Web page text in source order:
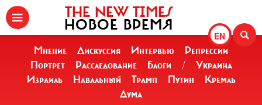
EN
THE NEW TIMES
НОВОЕ ВРЕМЯ
Мнение Дискуссия Интервью
Репрессии
Портрет
Расследование Блоги /
Украина
Израиль
Навальный Трамп Путин
Кремль
Дума